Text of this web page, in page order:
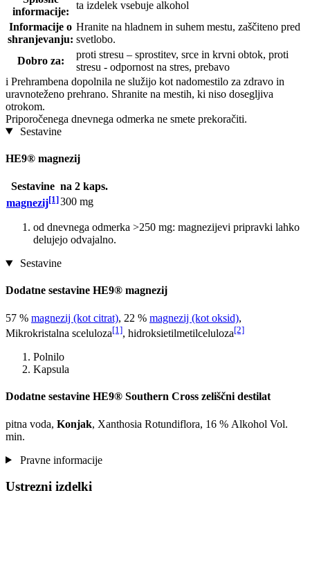
informacije:
ta izdelek vsebuje alkohol
Informacije o
shranjevanju:
Hranite na hladnem in suhem mestu, zaščiteno pred
svetlobo.
Dobro za:
proti stresu – sprostitev, srce in krvni obtok, proti
stresu - odpornost na stres, prebavo
i Prehrambena dopolnila ne služijo kot nadomestilo za zdravo in
uravnoteženo prehrano. Shranite na mestih, ki niso dosegljiva
otrokom.
Priporočenega dnevnega odmerka ne smete prekoračiti.
Sestavine
HE9® magnezij
Sestavine na 2 kaps.
magnezij[1]300 mg
od dnevnega odmerka >250 mg: magnezijevi pripravki lahko
delujejo odvajalno.
Sestavine
Dodatne sestavine HE9® magnezij
57 % magnezij (kot citrat), 22 % magnezij (kot oksid),
Mikrokristalna sceluloza[1], hidroksietilmetilceluloza[2]
Polnilo
Kapsula
Dodatne sestavine HE9® Southern Cross zeliščni destilat
pitna voda, Konjak, Xanthosia Rotundiflora, 16 % Alkohol Vol.
min.
Pravne informacije
Ustrezni izdelki